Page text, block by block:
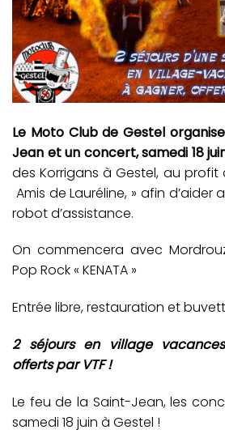
Le Moto Club de Gestel
Jean et un concert, samedi 18
des Korrigans à Gestel, au profit
Amis de Lauréline, » afin d’aider
robot d’assistance.
On commencera avec
Pop Rock « KENATA »
Entrée libre, restauration et
2 séjours en village
offerts par VTF !
Le feu de la Saint-Jean, les
samedi 18 juin à Gestel !